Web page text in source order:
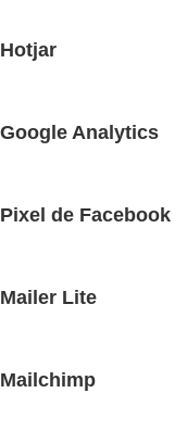
Hotjar
Google Analytics
Pixel de Facebook
Mailer Lite
Mailchimp